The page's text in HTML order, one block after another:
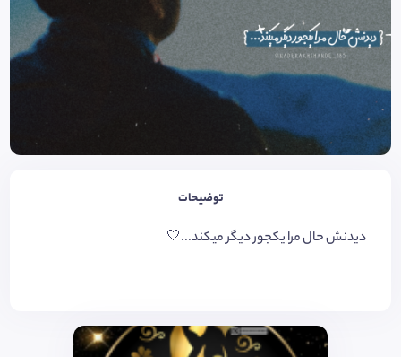
توضیحات
دیدنش حال مرا یکجور دیگر میکند...🤍